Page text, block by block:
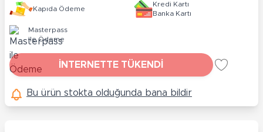
Kapıda Ödeme
Kredi Kartı
Banka Kartı
Masterpass
ile Ödeme
İNTERNETTE TÜKENDİ
Bu ürün stokta olduğunda bana bildir